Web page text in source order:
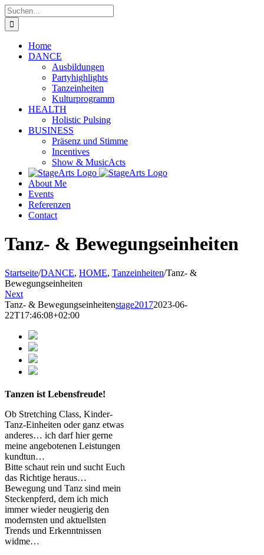
Zum
Inhalt
springen
Suche
nach:
Home
DANCE
Ausbildungen
Partyhighlights
Tanzeinheiten
Kulturprogramm
HEALTH
Holistic Pulsing
BUSINESS
Präsenz und Stimme
Incentives
Show & MusicActs
About Me
Events
Referenzen
Contact
Tanz- & Bewegungseinheiten
Startseite/DANCE, HOME, Tanzeinheiten/Tanz- &
Bewegungseinheiten
Next
Tanz- & Bewegungseinheitenstage20172023-06-
22T17:46:08+02:00
Tanzen ist Lebensfreude!
Ob Stretching Class, Kinder-
Tanz-Einheiten oder ganz etwas
anderes… ich darf hier gerne
meine angebotenen Leistungen
kundtun…
Bitte schaut rein und sucht Euch
das Richtige heraus…
Bewegung und Tanz sind mein
Steckenpferd, dem ich mich
immer wieder neugierig den
modernsten und aktuellsten
Trends und Erkenntnissen
widme…